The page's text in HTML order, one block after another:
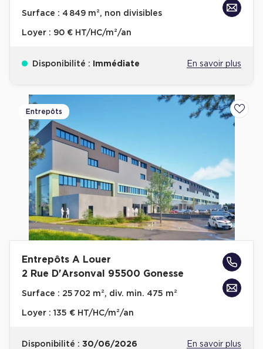
Cas Clients
Surface : 4 849 m², non divisibles
Loyer : 90 € HT/HC/m²/an
Disponibilité : Immédiate En savoir plus
Entrepôts
Entrepôts A Louer
2 Rue D'Arsonval 95500 Gonesse
Surface : 25 702 m², div. min. 475 m²
Loyer : 135 € HT/HC/m²/an
Disponibilité : 30/06/2026 En savoir plus